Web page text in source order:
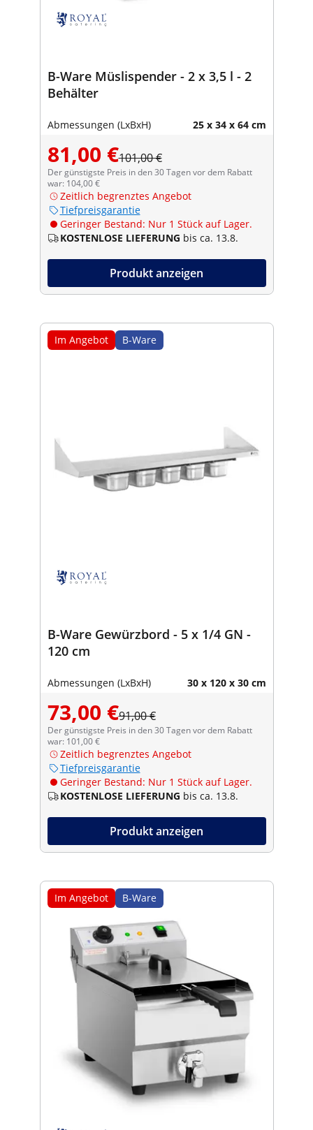
B-Ware Müslispender - 2 x 3,5 l - 2
Behälter
Abmessungen (LxBxH) 25 x 34 x 64 cm
81,00 €101,00 €
Der günstigste Preis in den 30 Tagen vor dem Rabatt
war: 104,00 €
Zeitlich begrenztes Angebot
Tiefpreisgarantie
Geringer Bestand: Nur 1 Stück auf Lager.
KOSTENLOSE LIEFERUNG bis ca. 13.8.
Produkt anzeigen
Im Angebot B-Ware
B-Ware Gewürzbord - 5 x 1/4 GN -
120 cm
Abmessungen (LxBxH) 30 x 120 x 30 cm
73,00 €91,00 €
Der günstigste Preis in den 30 Tagen vor dem Rabatt
war: 101,00 €
Zeitlich begrenztes Angebot
Tiefpreisgarantie
Geringer Bestand: Nur 1 Stück auf Lager.
KOSTENLOSE LIEFERUNG bis ca. 13.8.
Produkt anzeigen
Im Angebot B-Ware